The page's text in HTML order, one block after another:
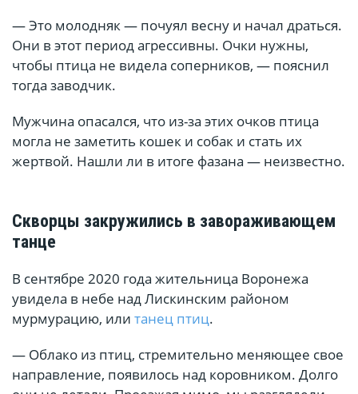
— Это молодняк — почуял весну и начал драться.
Они в этот период агрессивны. Очки нужны,
чтобы птица не видела соперников, — пояснил
тогда заводчик.
Мужчина опасался, что из-за этих очков птица
могла не заметить кошек и собак и стать их
жертвой. Нашли ли в итоге фазана — неизвестно.
Скворцы закружились в завораживающем
танце
В сентябре 2020 года жительница Воронежа
увидела в небе над Лискинским районом
мурмурацию, или танец птиц.
— Облако из птиц, стремительно меняющее свое
направление, появилось над коровником. Долго